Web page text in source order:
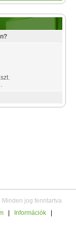
jog fenntartva
Információk